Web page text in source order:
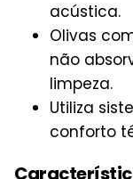
acústica.
Olivas
não
limpeza.
Utiliza
conforto